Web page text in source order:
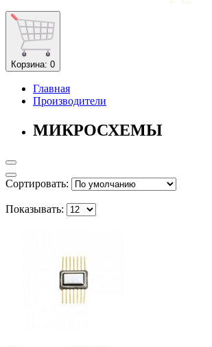
Корзина: 0
Главная
Производители
МИКРОСХЕМЫ
Сортировать:
Показывать: